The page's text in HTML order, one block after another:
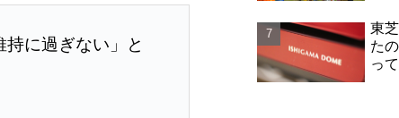
に過ぎない」と
東
た
っ